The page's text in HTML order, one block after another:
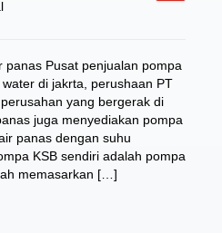
panas Pusat penjualan pompa
di jakrta, perushaan PT
yang bergerak di
juga menyediakan pompa
panas dengan suhu
KSB sendiri adalah pompa
memasarkan […]